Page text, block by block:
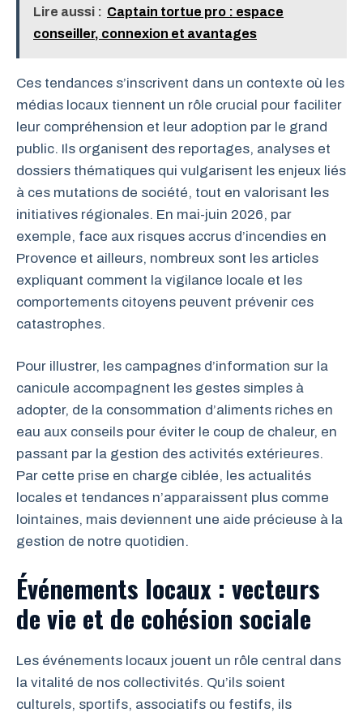
Lire aussi : Captain tortue pro : espace
conseiller, connexion et avantages
Ces tendances s’inscrivent dans un contexte où les
médias locaux tiennent un rôle crucial pour faciliter
leur compréhension et leur adoption par le grand
public. Ils organisent des reportages, analyses et
dossiers thématiques qui vulgarisent les enjeux liés
à ces mutations de société, tout en valorisant les
initiatives régionales. En mai-juin 2026, par
exemple, face aux risques accrus d’incendies en
Provence et ailleurs, nombreux sont les articles
expliquant comment la vigilance locale et les
comportements citoyens peuvent prévenir ces
catastrophes.
Pour illustrer, les campagnes d’information sur la
canicule accompagnent les gestes simples à
adopter, de la consommation d’aliments riches en
eau aux conseils pour éviter le coup de chaleur, en
passant par la gestion des activités extérieures.
Par cette prise en charge ciblée, les actualités
locales et tendances n’apparaissent plus comme
lointaines, mais deviennent une aide précieuse à la
gestion de notre quotidien.
Événements locaux : vecteurs
de vie et de cohésion sociale
Les événements locaux jouent un rôle central dans
la vitalité de nos collectivités. Qu’ils soient
culturels, sportifs, associatifs ou festifs, ils